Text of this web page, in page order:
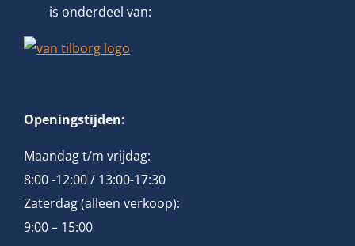
is onderdeel van:
Openingstijden:
Maandag t/m vrijdag:
8:00 -12:00 / 13:00-17:30
Zaterdag (alleen verkoop):
9:00 – 15:00